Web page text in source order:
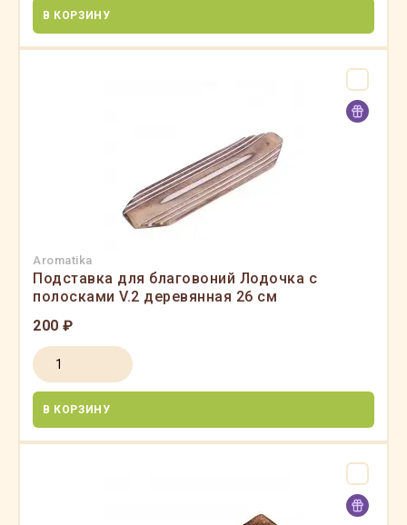
В КОРЗИНУ
Aromatika
Подставка для благовоний Лодочка с
полосками V.2 деревянная 26 см
200 ₽
В КОРЗИНУ